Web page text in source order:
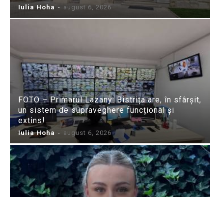
Iulia Hoha - august 6, 2026
FOTO – Primarul Lazany: Bistrița are, în sfârșit,
un sistem de supraveghere funcțional și
extins!
Iulia Hoha - august 6, 2026